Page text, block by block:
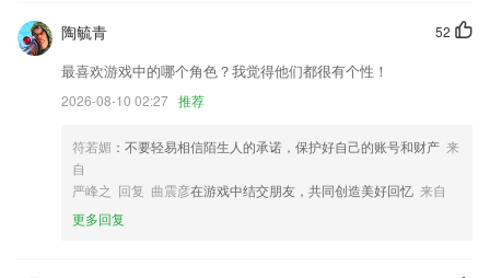
6,转动你的转盘，看看自己能够选择到什么样的结果吧；
彩客网彩票客户端下载软件优势
1.入门到高级，函数到数组公式，视频教程应有尽有，跟着大师学技能！
3.内容丰富，经典儿歌、英文启蒙、热门精品动画、诗词国学、成语故
事、睡前故事全都有!
4.收藏夹：针对性练习，2265提高通过率，可在练习过程中自行收录题目
52
陶毓青
最喜欢游戏中的哪个角色？我觉得他们都很有个性！
2026-08-10 02:27 推荐
符若媚 ：不要轻易相信陌生人的承诺，保护好自己的账号和财产 来
自
严峰之 回复 曲震彦在游戏中结交朋友，共同创造美好回忆 来自
更多回复